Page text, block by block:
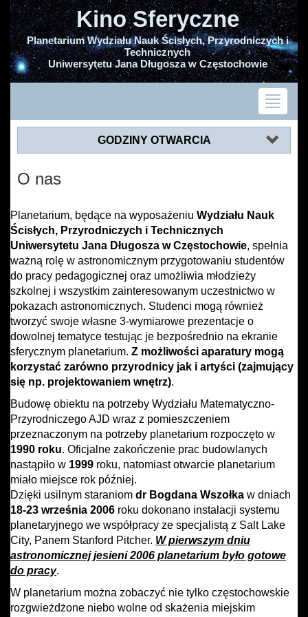
Kino Sferyczne
Planetarium Wydziału Nauk Ścisłych, Przyrodniczych i
Technicznych
Uniwersytetu Jana Długosza w Częstochowie
GODZINY OTWARCIA
O nas
Planetarium, będące na wyposażeniu Wydziału Nauk
Ścisłych, Przyrodniczych i Technicznych
Uniwersytetu Jana Długosza w Częstochowie, spełnia
ważną rolę w astronomicznym przygotowaniu studentów
do pracy pedagogicznej oraz umożliwia młodzieży
szkolnej i wszystkim zainteresowanym uczestnictwo w
pokazach astronomicznych. Studenci mogą również
tworzyć swoje własne 3-wymiarowe prezentacje o
dowolnej tematyce testując je bezpośrednio na ekranie
sferycznym planetarium. Z możliwości aparatury mogą
korzystać zarówno przyrodnicy jak i artyści (zajmujący
się np. projektowaniem wnętrz).
Budowę obiektu na potrzeby Wydziału Matematyczno-
Przyrodniczego AJD wraz z pomieszczeniem
przeznaczonym na potrzeby planetarium rozpoczęto w
1990 roku. Oficjalne zakończenie prac budowlanych
nastąpiło w 1999 roku, natomiast otwarcie planetarium
miało miejsce rok później.
Dzięki usilnym staraniom dr Bogdana Wszołka w dniach
18-23 września 2006 roku dokonano instalacji systemu
planetaryjnego we współpracy ze specjalistą z Salt Lake
City, Panem Stanford Pitcher. W pierwszym dniu
astronomicznej jesieni 2006 planetarium było gotowe
do pracy.
W planetarium można zobaczyć nie tylko częstochowskie
rozgwieżdżone niebo wolne od skażenia miejskim